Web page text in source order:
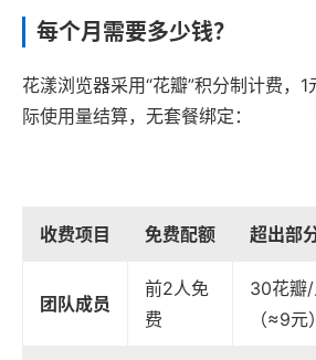
每个月需要多少钱？
花漾浏览器采用“花瓣”积分制计费，1
际使用量结算，无套餐绑定：
收费项目 免费配额 超出部
团队成员
前2人免
费
30花瓣/
（≈9元）